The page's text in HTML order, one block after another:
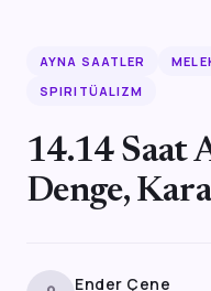
AYNA SAATLER
SPIRITÜALIZM
14.14 Saat
Denge,
Ender Çene